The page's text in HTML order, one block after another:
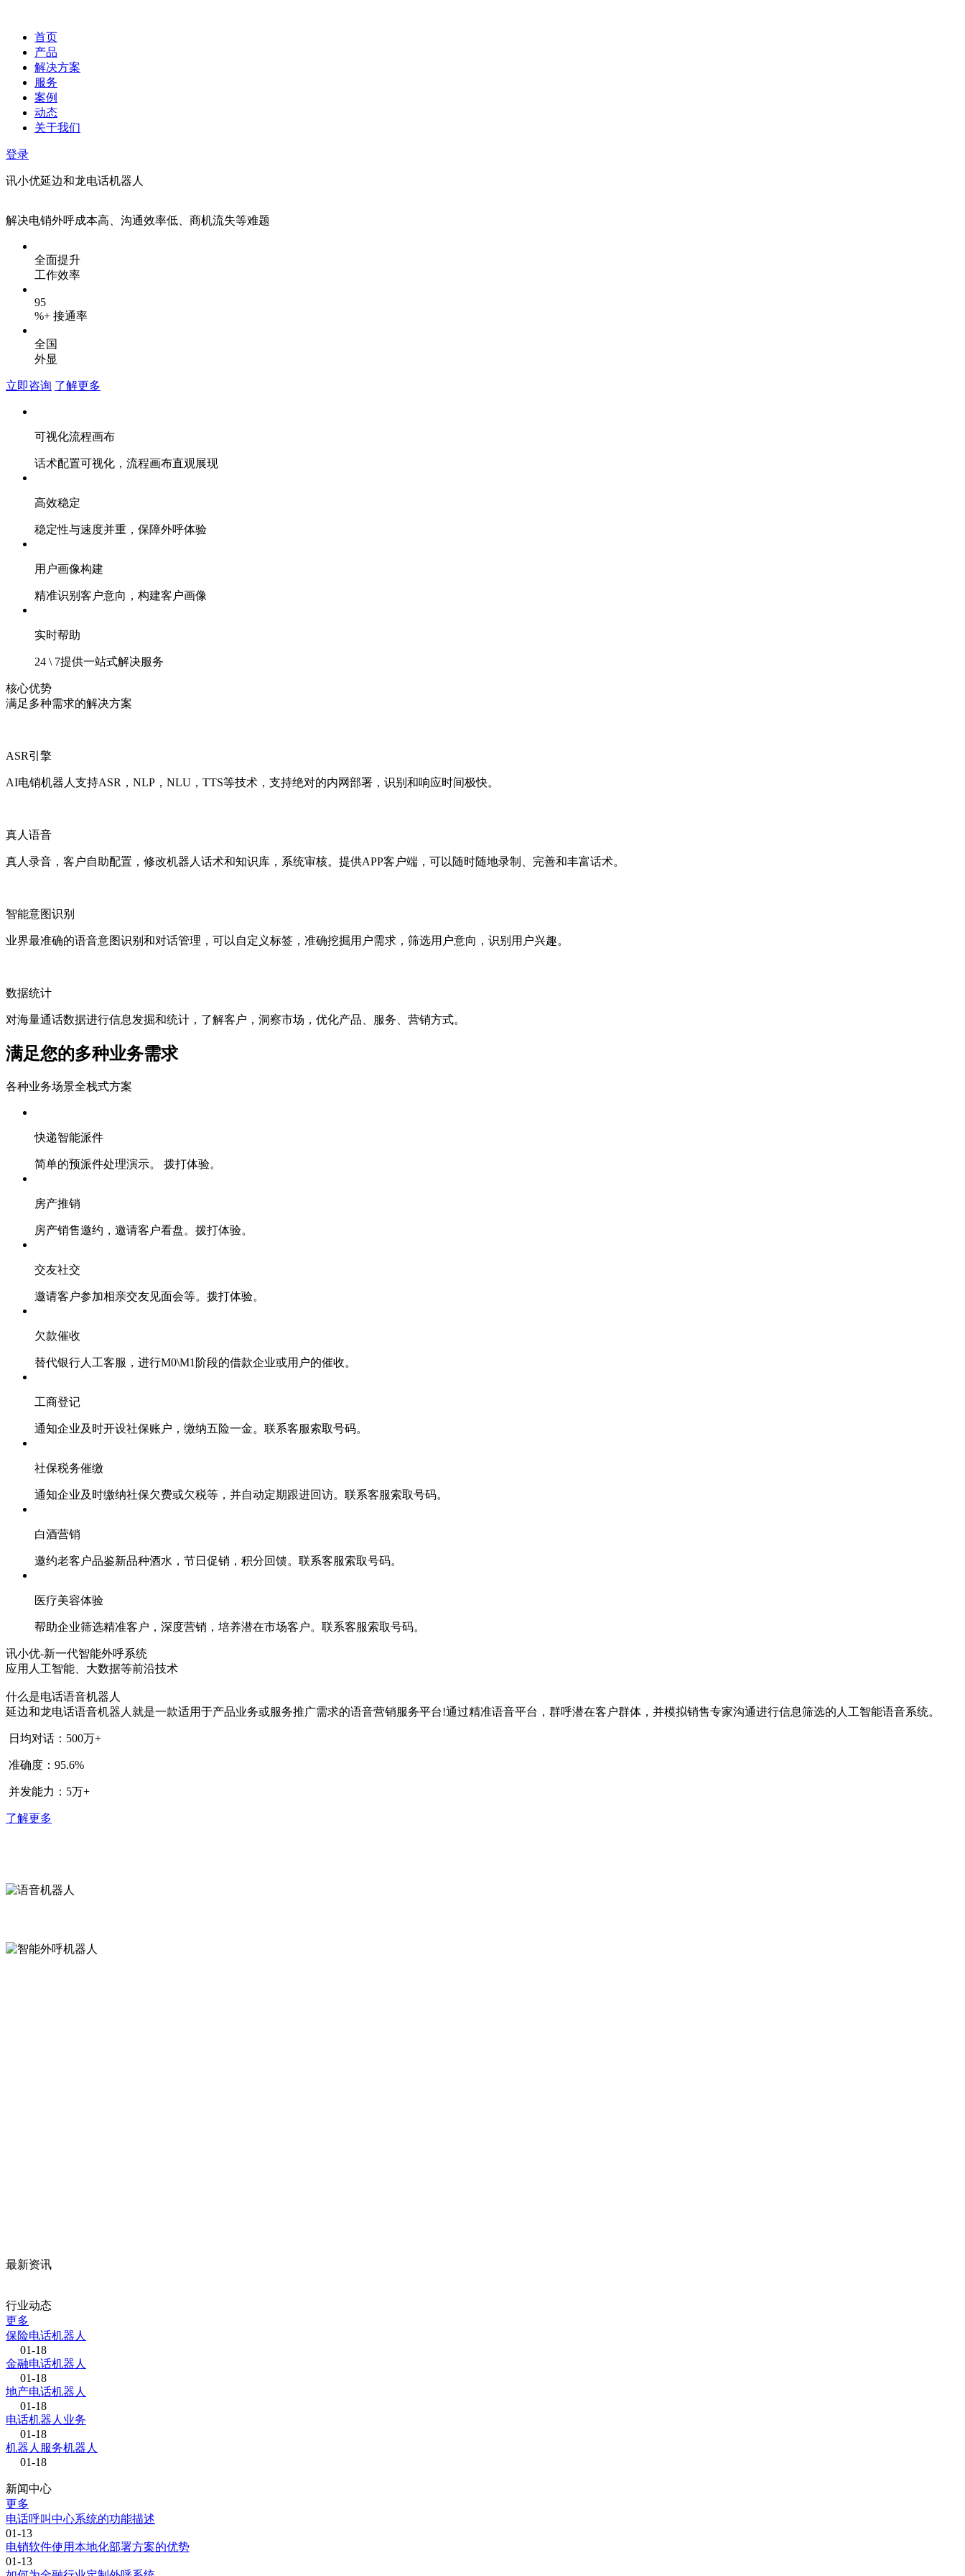
首页
产品
解决方案
服务
案例
动态
关于我们
登录
讯小优延边和龙电话机器人
解决电销外呼成本高、沟通效率低、商机流失等难题
全面提升
工作效率
95
%+ 接通率
全国
外显
立即咨询 了解更多
可视化流程画布
话术配置可视化，流程画布直观展现
高效稳定
稳定性与速度并重，保障外呼体验
用户画像构建
精准识别客户意向，构建客户画像
实时帮助
24 \ 7提供一站式解决服务
核心优势
满足多种需求的解决方案
ASR引擎
AI电销机器人支持ASR，NLP，NLU，TTS等技术，支持绝对的内网部署，识别和响应时间极快。
真人语音
真人录音，客户自助配置，修改机器人话术和知识库，系统审核。提供APP客户端，可以随时随地录制、完善和丰富话术。
智能意图识别
业界最准确的语音意图识别和对话管理，可以自定义标签，准确挖掘用户需求，筛选用户意向，识别用户兴趣。
数据统计
对海量通话数据进行信息发掘和统计，了解客户，洞察市场，优化产品、服务、营销方式。
满足您的多种业务需求
各种业务场景全栈式方案
快递智能派件
简单的预派件处理演示。 拨打体验。
房产推销
房产销售邀约，邀请客户看盘。拨打体验。
交友社交
邀请客户参加相亲交友见面会等。拨打体验。
欠款催收
替代银行人工客服，进行M0\M1阶段的借款企业或用户的催收。
工商登记
通知企业及时开设社保账户，缴纳五险一金。联系客服索取号码。
社保税务催缴
通知企业及时缴纳社保欠费或欠税等，并自动定期跟进回访。联系客服索取号码。
白酒营销
邀约老客户品鉴新品种酒水，节日促销，积分回馈。联系客服索取号码。
医疗美容体验
帮助企业筛选精准客户，深度营销，培养潜在市场客户。联系客服索取号码。
讯小优-新一代智能外呼系统
应用人工智能、大数据等前沿技术
什么是电话语音机器人
延边和龙电话语音机器人就是一款适用于产品业务或服务推广需求的语音营销服务平台!通过精准语音平台，群呼潜在客户群体，并模拟销售专家沟通进行信息筛选的人工智能语音系统。
日均对话：500万+
准确度：95.6%
并发能力：5万+
了解更多
最新资讯
行业动态
更多
保险电话机器人
01-18
金融电话机器人
01-18
地产电话机器人
01-18
电话机器人业务
01-18
机器人服务机器人
01-18
新闻中心
更多
电话呼叫中心系统的功能描述
01-13
电销软件使用本地化部署方案的优势
01-13